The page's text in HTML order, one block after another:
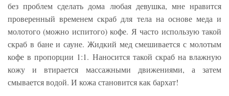
без проблем сделать дома любая девушка, мне нравится
проверенный временем скраб для тела на основе меда и
молотого (можно испитого) кофе. Я часто использую такой
скраб в бане и сауне. Жидкий мед смешивается с молотым
кофе в пропорции 1:1. Наносится такой скраб на влажную
кожу и втирается массажными движениями, а затем
смывается водой. И кожа становится как бархат!